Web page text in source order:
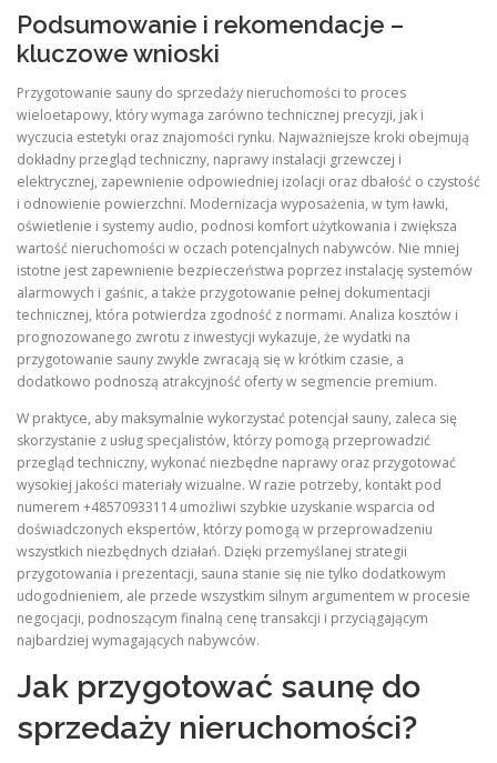
Podsumowanie i rekomendacje –
kluczowe wnioski
Przygotowanie sauny do sprzedaży nieruchomości to proces
wieloetapowy, który wymaga zarówno technicznej precyzji, jak i
wyczucia estetyki oraz znajomości rynku. Najważniejsze kroki obejmują
dokładny przegląd techniczny, naprawy instalacji grzewczej i
elektrycznej, zapewnienie odpowiedniej izolacji oraz dbałość o czystość
i odnowienie powierzchni. Modernizacja wyposażenia, w tym ławki,
oświetlenie i systemy audio, podnosi komfort użytkowania i zwiększa
wartość nieruchomości w oczach potencjalnych nabywców. Nie mniej
istotne jest zapewnienie bezpieczeństwa poprzez instalację systemów
alarmowych i gaśnic, a także przygotowanie pełnej dokumentacji
technicznej, która potwierdza zgodność z normami. Analiza kosztów i
prognozowanego zwrotu z inwestycji wykazuje, że wydatki na
przygotowanie sauny zwykle zwracają się w krótkim czasie, a
dodatkowo podnoszą atrakcyjność oferty w segmencie premium.
W praktyce, aby maksymalnie wykorzystać potencjał sauny, zaleca się
skorzystanie z usług specjalistów, którzy pomogą przeprowadzić
przegląd techniczny, wykonać niezbędne naprawy oraz przygotować
wysokiej jakości materiały wizualne. W razie potrzeby, kontakt pod
numerem +48570933114 umożliwi szybkie uzyskanie wsparcia od
doświadczonych ekspertów, którzy pomogą w przeprowadzeniu
wszystkich niezbędnych działań. Dzięki przemyślanej strategii
przygotowania i prezentacji, sauna stanie się nie tylko dodatkowym
udogodnieniem, ale przede wszystkim silnym argumentem w procesie
negocjacji, podnoszącym finalną cenę transakcji i przyciągającym
najbardziej wymagających nabywców.
Jak przygotować saunę do
sprzedaży nieruchomości?